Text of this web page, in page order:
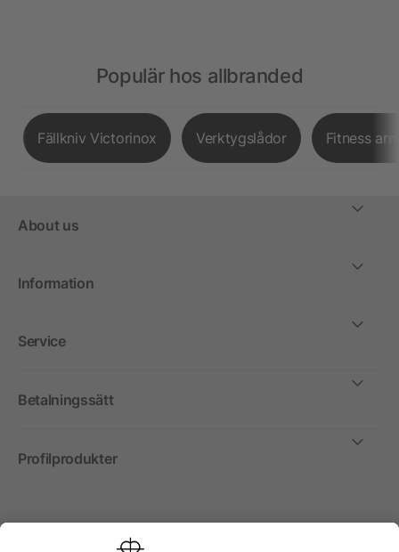
Populär hos allbranded
Fällkniv Victorinox Verktygslådor Fitness
About us
Information
Service
Betalningssätt
Profilprodukter
Internationellt